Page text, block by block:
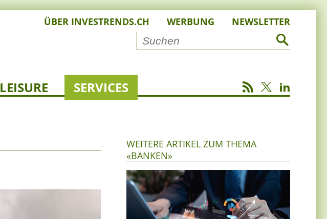
ÜBER INVESTRENDS.CH WERBUNG NEWSLETTER
LEISURE SERVICES
WEITERE ARTIKEL ZUM THEMA
«BANKEN»